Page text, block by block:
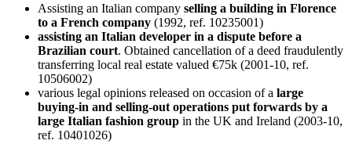
Assisting an Italian company selling a building in Florence
to a French company (1992, ref. 10235001)
assisting an Italian developer in a dispute before a
Brazilian court. Obtained cancellation of a deed fraudulently
transferring local real estate valued €75k (2001-10, ref.
10506002)
various legal opinions released on occasion of a large
buying-in and selling-out operations put forwards by a
large Italian fashion group in the UK and Ireland (2003-10,
ref. 10401026)